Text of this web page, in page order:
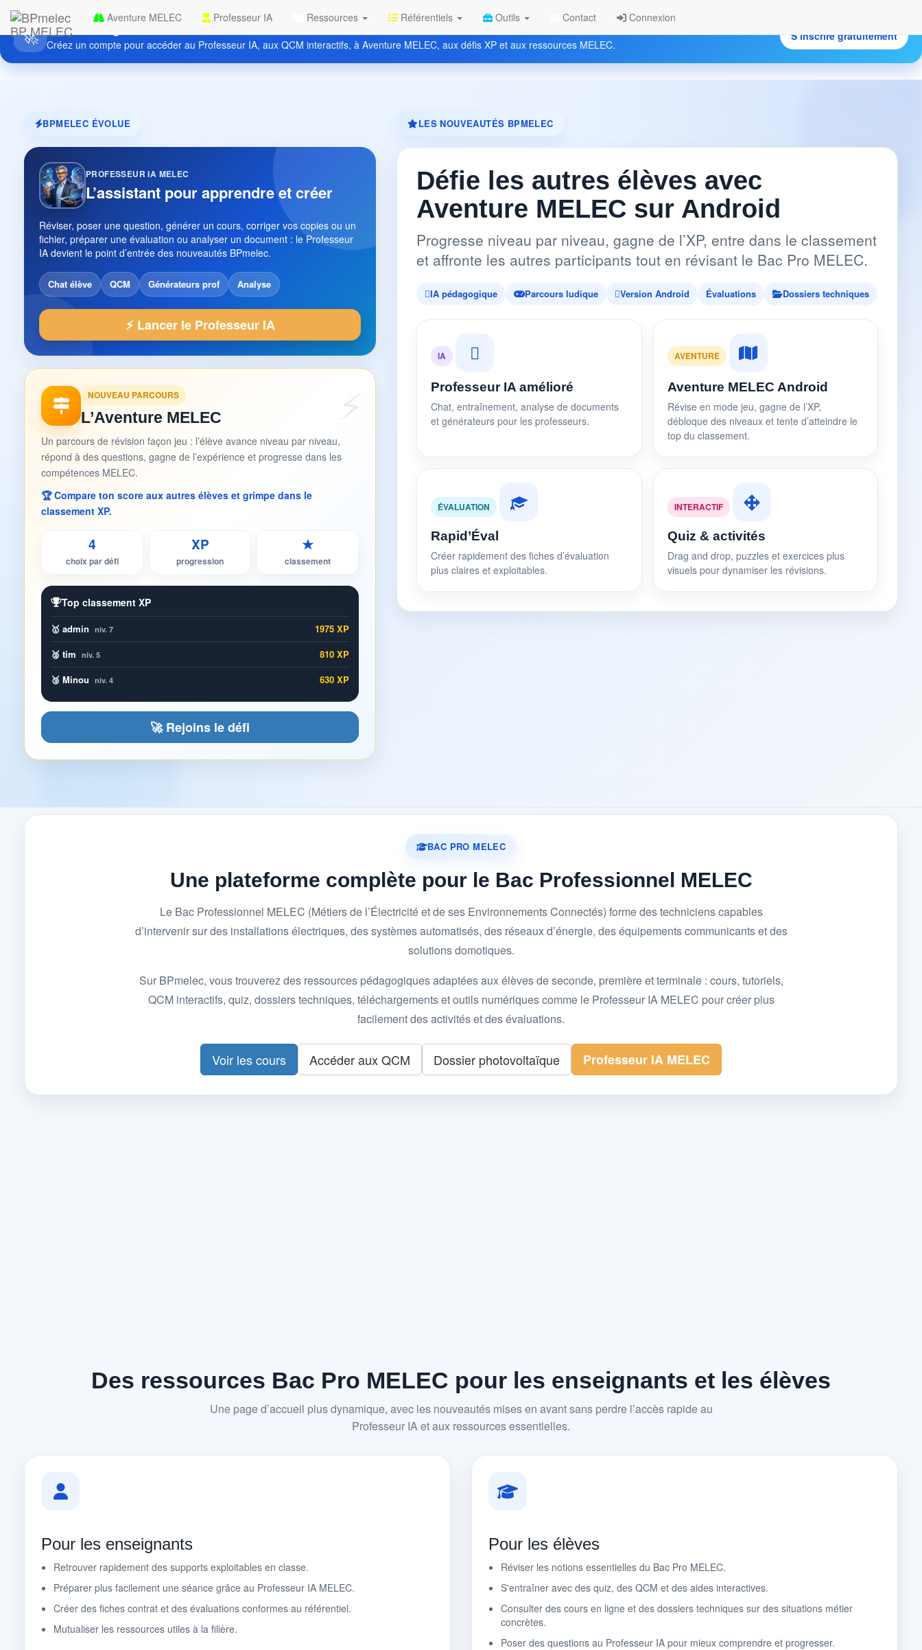
BP MELEC
Aventure MELEC Professeur IA Ressources Référentiels Outils Contact Connexion
🚀 Découvrez gratuitement BPmelec
Créez un compte pour accéder au Professeur IA, aux QCM interactifs, à Aventure MELEC, aux défis XP et aux ressources MELEC.
S’inscrire gratuitement
BPMELEC ÉVOLUE
PROFESSEUR IA MELEC
L’assistant pour apprendre et créer
Réviser, poser une question, générer un cours, corriger vos copies ou un
fichier, préparer une évaluation ou analyser un document : le Professeur
IA devient le point d’entrée des nouveautés BPmelec.
Chat élève QCM Générateurs prof Analyse
⚡ Lancer le Professeur IA
NOUVEAU PARCOURS
L’Aventure MELEC
Un parcours de révision façon jeu : l’élève avance niveau par niveau,
répond à des questions, gagne de l’expérience et progresse dans les
compétences MELEC.
🏆 Compare ton score aux autres élèves et grimpe dans le
classement XP.
4
choix par défi
XP
progression
★
classement
Top classement XP
🥇 admin niv. 7
1975 XP
🥈 tim niv. 5
810 XP
🥉 Minou niv. 4 630 XP
🚀 Rejoins le défi
LES NOUVEAUTÉS BPMELEC
Défie les autres élèves avec
Aventure MELEC sur Android
Progresse niveau par niveau, gagne de l’XP, entre dans le classement
et affronte les autres participants tout en révisant le Bac Pro MELEC.
IA pédagogique Parcours ludique Version Android Évaluations Dossiers techniques
IA
Professeur IA amélioré
Chat, entraînement, analyse de documents
et générateurs pour les professeurs.
AVENTURE
Aventure MELEC Android
Révise en mode jeu, gagne de l’XP,
débloque des niveaux et tente d’atteindre le
top du classement.
ÉVALUATION
Rapid’Éval
Créer rapidement des fiches d’évaluation
plus claires et exploitables.
INTERACTIF
Quiz & activités
Drag and drop, puzzles et exercices plus
visuels pour dynamiser les révisions.
BAC PRO MELEC
Une plateforme complète pour le Bac Professionnel MELEC
Le Bac Professionnel MELEC (Métiers de l’Électricité et de ses Environnements Connectés) forme des techniciens capables
d’intervenir sur des installations électriques, des systèmes automatisés, des réseaux d’énergie, des équipements communicants et des
solutions domotiques.
Sur BPmelec, vous trouverez des ressources pédagogiques adaptées aux élèves de seconde, première et terminale : cours, tutoriels,
QCM interactifs, quiz, dossiers techniques, téléchargements et outils numériques comme le Professeur IA MELEC pour créer plus
facilement des activités et des évaluations.
Voir les cours Accéder aux QCM Dossier photovoltaïque Professeur IA MELEC
Des ressources Bac Pro MELEC pour les enseignants et les élèves
Une page d’accueil plus dynamique, avec les nouveautés mises en avant sans perdre l’accès rapide au
Professeur IA et aux ressources essentielles.
Pour les enseignants
Retrouver rapidement des supports exploitables en classe.
Préparer plus facilement une séance grâce au Professeur IA MELEC.
Créer des fiches contrat et des évaluations conformes au référentiel.
Mutualiser les ressources utiles à la filière.
Pour les élèves
Réviser les notions essentielles du Bac Pro MELEC.
S'entraîner avec des quiz, des QCM et des aides interactives.
Consulter des cours en ligne et des dossiers techniques sur des situations métier
concrètes.
Poser des questions au Professeur IA pour mieux comprendre et progresser.